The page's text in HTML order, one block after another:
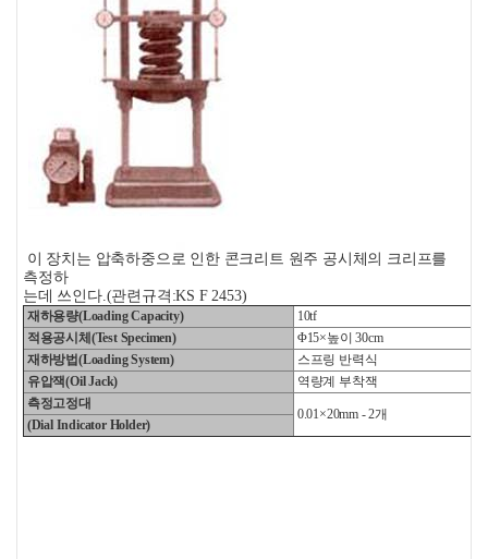
이 장치는 압축하중으로 인한 콘크리트 원주 공시체의 크리프를
측정하
는데 쓰인다.(관련규격:KS F 2453)
재하용량(Loading Capacity)
10tf
적용공시체(Test Specimen)
Φ15×높이 30cm
재하방법(Loading System)
스프링 반력식
유압잭(Oil Jack)
역량계 부착잭
측정고정대
0.01×20mm - 2개
(Dial Indicator Holder)